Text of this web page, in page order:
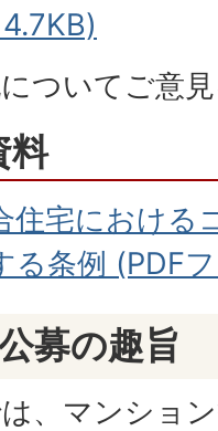
についてご意
料
住宅における
る条例 (PDF
募の趣旨
、マンショ